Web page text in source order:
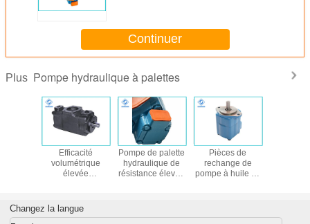
Continuer
Plus Pompe hydraulique à palettes
Efficacité
volumétrique
élevée
de Tokimec
double - matériel
Pompe de palette
hydraulique de
résistance élevée
Pièces de
rechange de
pompe à huile de
PVQ10 PVQ13
Changez la langue